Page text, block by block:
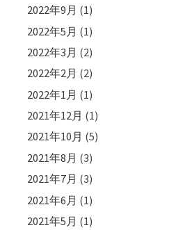
2022年9月 (1)
2022年5月 (1)
2022年3月 (2)
2022年2月 (2)
2022年1月 (1)
2021年12月 (1)
2021年10月 (5)
2021年8月 (3)
2021年7月 (3)
2021年6月 (1)
2021年5月 (1)